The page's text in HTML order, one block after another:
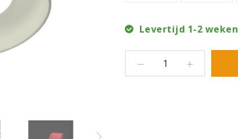
Levertijd 1-2 weken